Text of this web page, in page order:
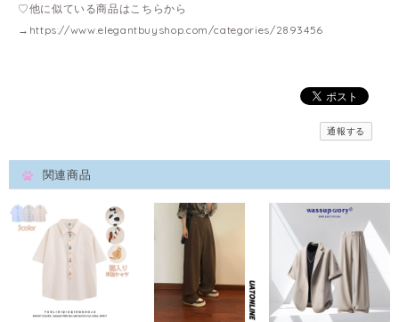
♡他に似ている商品はこちらから
→ https://www.elegantbuyshop.com/categories/2893456
通報する
関連商品